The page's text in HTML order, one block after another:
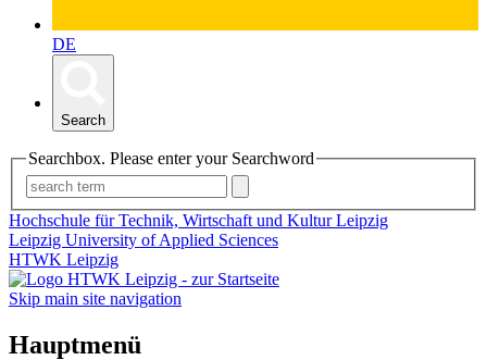
DE
Search
Searchbox. Please enter your Searchword
Hochschule für Technik, Wirtschaft und Kultur Leipzig
Leipzig University of Applied Sciences
HTWK Leipzig
Skip main site navigation
Hauptmenü